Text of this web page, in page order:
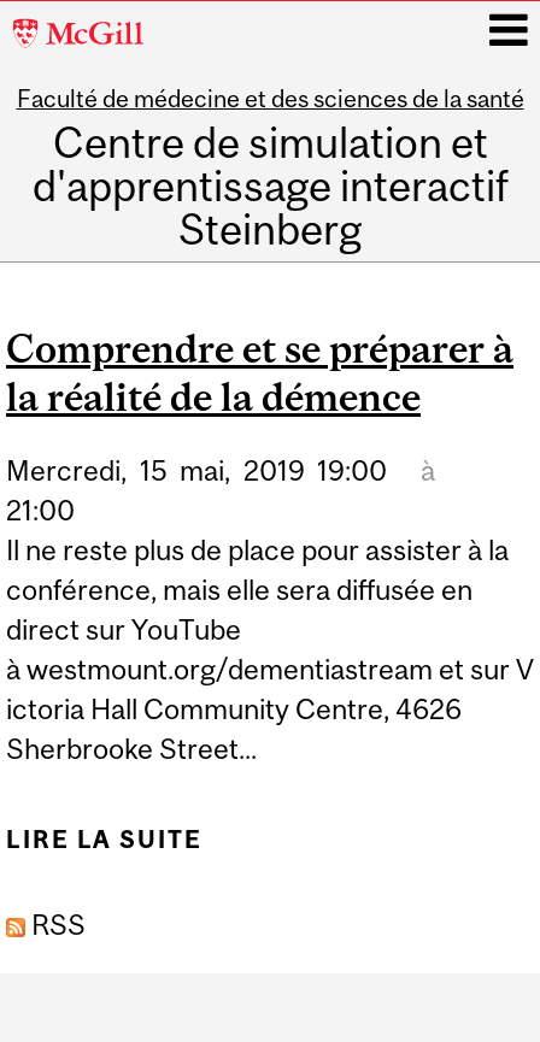
McGill
Faculté de médecine et des sciences de la santé
Centre de simulation et
d'apprentissage interactif
Steinberg
Comprendre et se préparer à
la réalité de la démence
Mercredi, 15 mai, 2019 19:00
à
21:00
Il ne reste plus de place pour assister à la
conférence, mais elle sera diffusée en
direct sur YouTube
à westmount.org/dementiastream et sur V
ictoria Hall Community Centre, 4626
Sherbrooke Street...
LIRE LA SUITE
RSS